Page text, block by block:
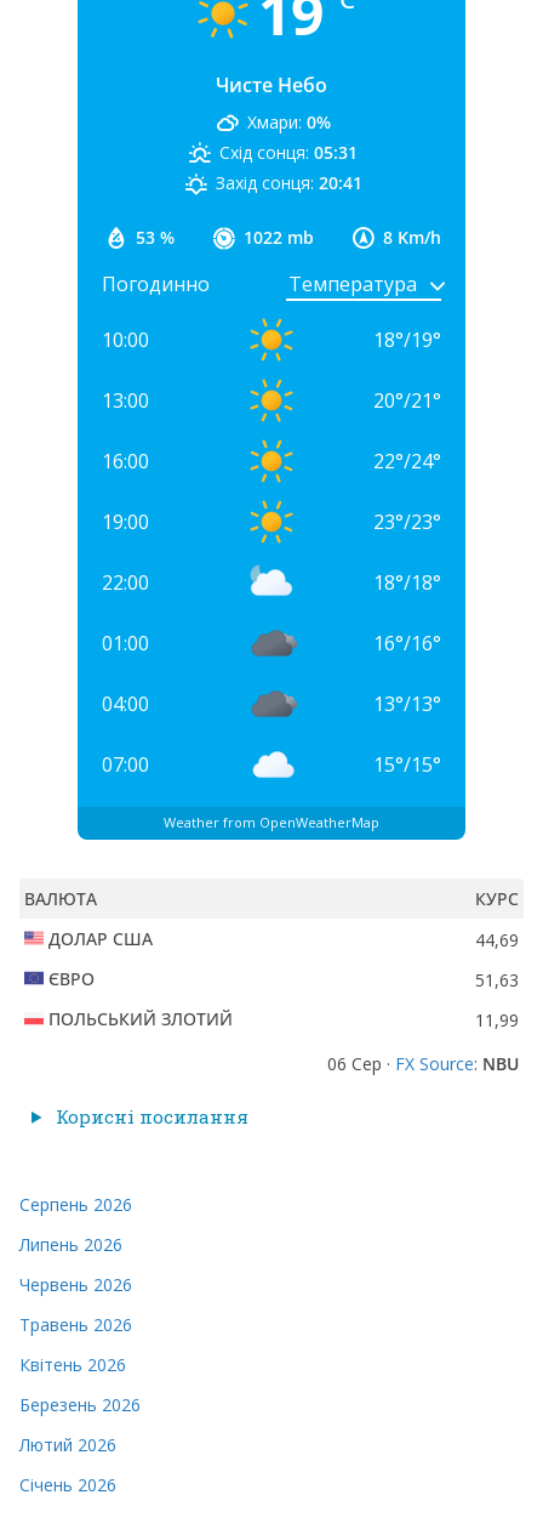
Чисте Небо
53 % 1022 mb 8 Km/h
Хмари: 0%
Схід сонця: 05:31
Захід сонця: 20:41
Погодинно
10:00 18°/19°
13:00 20°/21°
16:00 22°/24°
19:00 23°/23°
22:00 18°/18°
01:00 16°/16°
04:00 13°/13°
07:00 15°/15°
Weather from OpenWeatherMap
ВАЛЮТА
КУРС
ДОЛАР США
44,69
ЄВРО
51,63
ПОЛЬСЬКИЙ ЗЛОТИЙ
11,99
06 Сер · FX Source: NBU
Корисні посилання
Серпень 2026
Липень 2026
Червень 2026
Травень 2026
Квітень 2026
Березень 2026
Лютий 2026
Січень 2026